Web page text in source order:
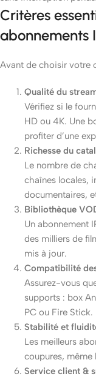
Critères
abonnements
Avant de choisir votre
Qualité du
Vérifiez si le
HD ou 4K. Une
profiter d’une
Richesse du
Le nombre de
chaînes locales,
documentaires,
Bibliothèque
Un abonnement
des milliers de
mis à jour.
Compatibilité
Assurez-vous
supports : box
PC ou Fire Stick.
Stabilité et
Les meilleurs
coupures, même
Service client &